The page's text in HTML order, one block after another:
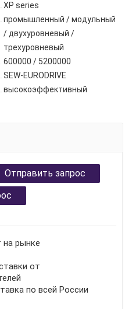
XP series
промышленный / модульный
/ двухуровневый /
трехуровневый
600000 / 5200000
SEW-EURODRIVE
высокоэффективный
Отправить запрос
на рынке
от
по всей России